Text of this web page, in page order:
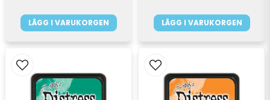
LÄGG I VARUKORGEN LÄGG I VARUKORGEN